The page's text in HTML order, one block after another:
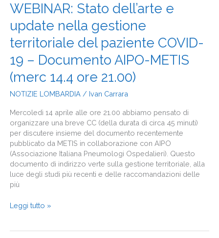
WEBINAR: Stato dell’arte e
update nella gestione
territoriale del paziente COVID-
19 – Documento AIPO-METIS
(merc 14.4 ore 21.00)
NOTIZIE LOMBARDIA / Ivan Carrara
Mercoledì 14 aprile alle ore 21.00 abbiamo pensato di
organizzare una breve CC (della durata di circa 45 minuti)
per discutere insieme del documento recentemente
pubblicato da METIS in collaborazione con AIPO
(Associazione Italiana Pneumologi Ospedalieri). Questo
documento di indirizzo verte sulla gestione territoriale, alla
luce degli studi più recenti e delle raccomandazioni delle
più
WEBINAR:
Stato
dell’arte
e
update
nella
gestione
territoriale
paziente
COVID-
19
–
Documento
AIPO-
METIS
(merc
14.4
ore
Leggi tutto »